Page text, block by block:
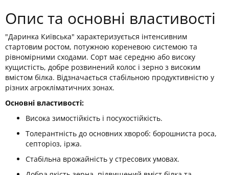
Опис та основні властивості
"Даринка Київська" характеризується інтенсивним
стартовим ростом, потужною кореневою системою та
рівномірними сходами. Сорт має середню або високу
кущистість, добре розвинений колос і зерно з високим
вмістом білка. Відзначається стабільною продуктивністю у
різних агрокліматичних зонах.
Основні властивості:
Висока зимостійкість і посухостійкість.
Толерантність до основних хвороб: борошниста роса,
септоріоз, іржа.
Стабільна врожайність у стресових умовах.